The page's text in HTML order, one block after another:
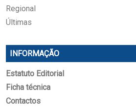
Regional
Últimas
INFORMAÇÃO
Estatuto Editorial
Ficha técnica
Contactos